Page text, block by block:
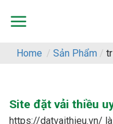
Home / Sản Phẩm /
Site đặt vải thiều
https://datvaithieu.vn/